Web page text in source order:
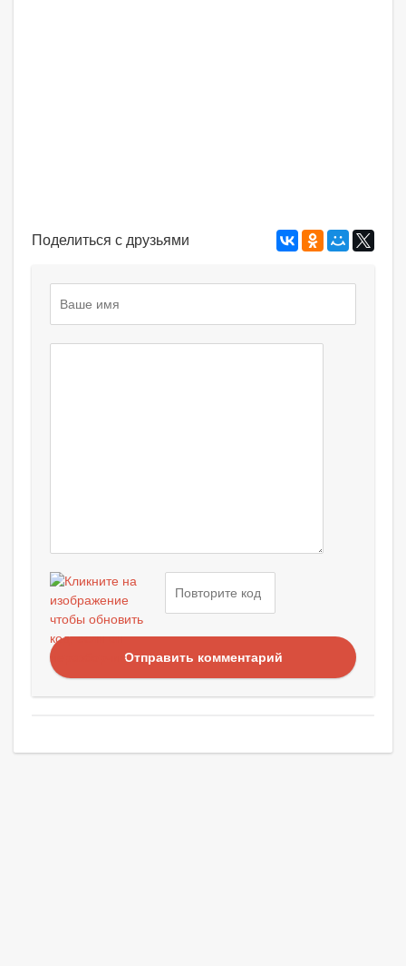
Поделиться с друзьями
Отправить комментарий